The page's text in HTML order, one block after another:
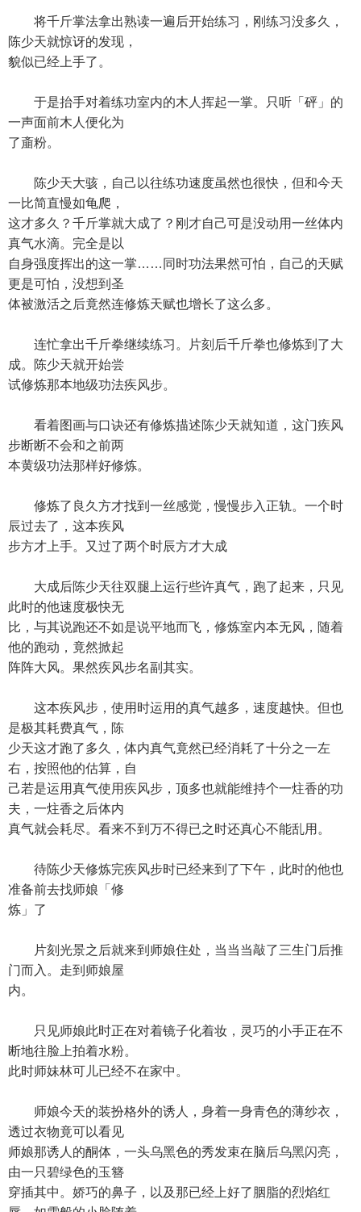
将千斤掌法拿出熟读一遍后开始练习，刚练习没多久，
陈少天就惊讶的发现，
貌似已经上手了。
于是抬手对着练功室内的木人挥起一掌。只听「砰」的
一声面前木人便化为
了齑粉。
陈少天大骇，自己以往练功速度虽然也很快，但和今天
一比简直慢如龟爬，
这才多久？千斤掌就大成了？刚才自己可是没动用一丝体内
真气水滴。完全是以
自身强度挥出的这一掌……同时功法果然可怕，自己的天赋
更是可怕，没想到圣
体被激活之后竟然连修炼天赋也增长了这么多。
连忙拿出千斤拳继续练习。片刻后千斤拳也修炼到了大
成。陈少天就开始尝
试修炼那本地级功法疾风步。
看着图画与口诀还有修炼描述陈少天就知道，这门疾风
步断断不会和之前两
本黄级功法那样好修炼。
修炼了良久方才找到一丝感觉，慢慢步入正轨。一个时
辰过去了，这本疾风
步方才上手。又过了两个时辰方才大成
大成后陈少天往双腿上运行些许真气，跑了起来，只见
此时的他速度极快无
比，与其说跑还不如是说平地而飞，修炼室内本无风，随着
他的跑动，竟然掀起
阵阵大风。果然疾风步名副其实。
这本疾风步，使用时运用的真气越多，速度越快。但也
是极其耗费真气，陈
少天这才跑了多久，体内真气竟然已经消耗了十分之一左
右，按照他的估算，自
己若是运用真气使用疾风步，顶多也就能维持个一炷香的功
夫，一炷香之后体内
真气就会耗尽。看来不到万不得已之时还真心不能乱用。
待陈少天修炼完疾风步时已经来到了下午，此时的他也
准备前去找师娘「修
炼」了
片刻光景之后就来到师娘住处，当当当敲了三生门后推
门而入。走到师娘屋
内。
只见师娘此时正在对着镜子化着妆，灵巧的小手正在不
断地往脸上拍着水粉。
此时师妹林可儿已经不在家中。
师娘今天的装扮格外的诱人，身着一身青色的薄纱衣，
透过衣物竟可以看见
师娘那诱人的酮体，一头乌黑色的秀发束在脑后乌黑闪亮，
由一只碧绿色的玉簪
穿插其中。娇巧的鼻子，以及那已经上好了胭脂的烈焰红